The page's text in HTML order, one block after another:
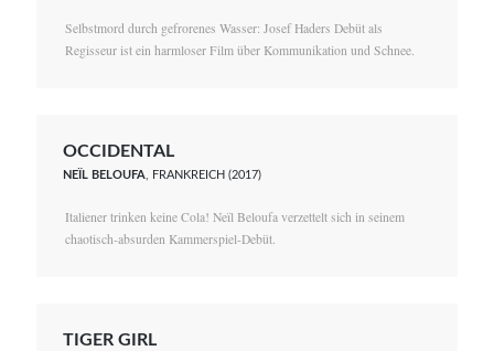
Selbstmord durch gefrorenes Wasser: Josef Haders Debüt als
Regisseur ist ein harmloser Film über Kommunikation und Schnee.
OCCIDENTAL
NEÏL BELOUFA , FRANKREICH (2017)
Italiener trinken keine Cola! Neïl Beloufa verzettelt sich in seinem
chaotisch-absurden Kammerspiel-Debüt.
TIGER GIRL